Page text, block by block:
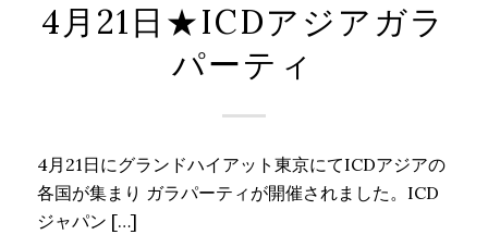
4月21日★ICDアジアガラ
パーティ
4月21日にグランドハイアット東京にてICDアジアの
各国が集まり ガラパーティが開催されました。ICD
ジャパン […]